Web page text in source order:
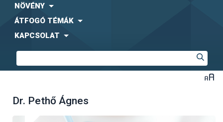
NÖVÉNY
ÁTFOGÓ TÉMÁK
KAPCSOLAT
Dr. Pethő Ágnes